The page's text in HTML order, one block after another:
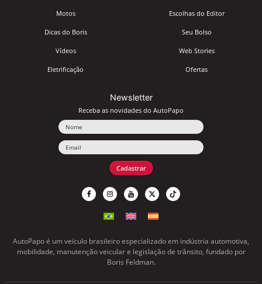
Motos
Dicas do Boris
Vídeos
Eletrificação
Escolhas do Editor
Seu Bolso
Web Stories
Ofertas
Newsletter
Receba as novidades do AutoPapo
Cadastrar
AutoPapo é um veículo brasileiro especializado em indústria automotiva,
mobilidade, manutenção veicular e legislação de trânsito, fundado por
Boris Feldman.